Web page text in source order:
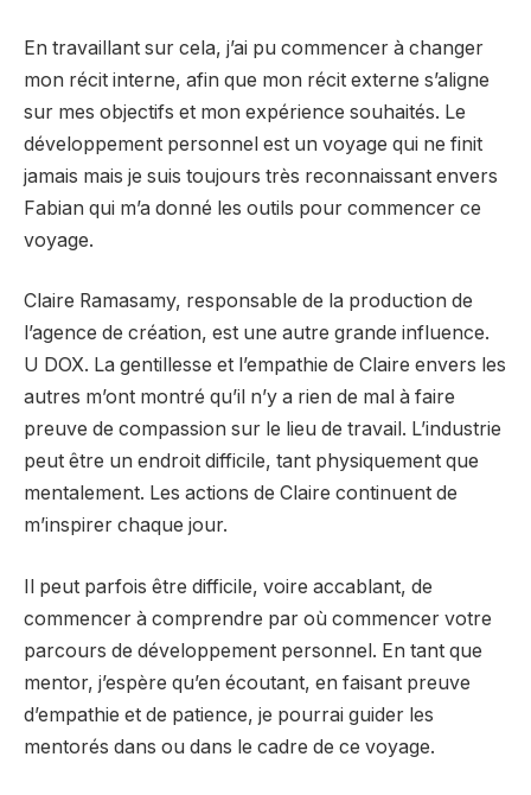
En travaillant sur cela, j’ai pu commencer à changer
mon récit interne, afin que mon récit externe s’aligne
sur mes objectifs et mon expérience souhaités. Le
développement personnel est un voyage qui ne finit
jamais mais je suis toujours très reconnaissant envers
Fabian qui m’a donné les outils pour commencer ce
voyage.
Claire Ramasamy, responsable de la production de
l’agence de création, est une autre grande influence.
U DOX. La gentillesse et l’empathie de Claire envers les
autres m’ont montré qu’il n’y a rien de mal à faire
preuve de compassion sur le lieu de travail. L’industrie
peut être un endroit difficile, tant physiquement que
mentalement. Les actions de Claire continuent de
m’inspirer chaque jour.
Il peut parfois être difficile, voire accablant, de
commencer à comprendre par où commencer votre
parcours de développement personnel. En tant que
mentor, j’espère qu’en écoutant, en faisant preuve
d’empathie et de patience, je pourrai guider les
mentorés dans ou dans le cadre de ce voyage.